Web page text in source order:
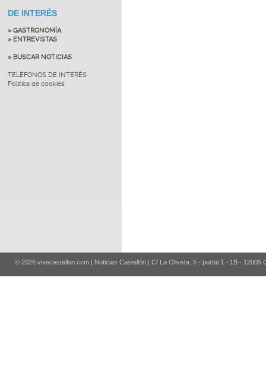
DE INTERÉS
» GASTRONOMÍA
» ENTREVISTAS
» BUSCAR NOTICIAS
TELÉFONOS DE INTERÉS
Política de cookies
© 2026 vivecastellon.com | Noticias Castellón | C/ La Olivera, 5 - portal 1 - 1B - 12005